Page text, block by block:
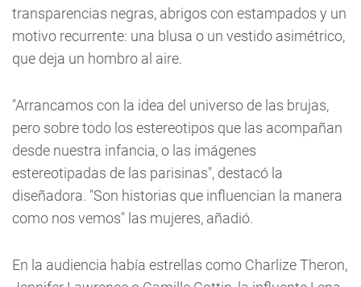
transparencias negras, abrigos con estampados y un
motivo recurrente: una blusa o un vestido asimétrico,
que deja un hombro al aire.
"Arrancamos con la idea del universo de las brujas,
pero sobre todo los estereotipos que las acompañan
desde nuestra infancia, o las imágenes
estereotipadas de las parisinas", destacó la
diseñadora. "Son historias que influencian la manera
como nos vemos" las mujeres, añadió.
En la audiencia había estrellas como Charlize Theron,